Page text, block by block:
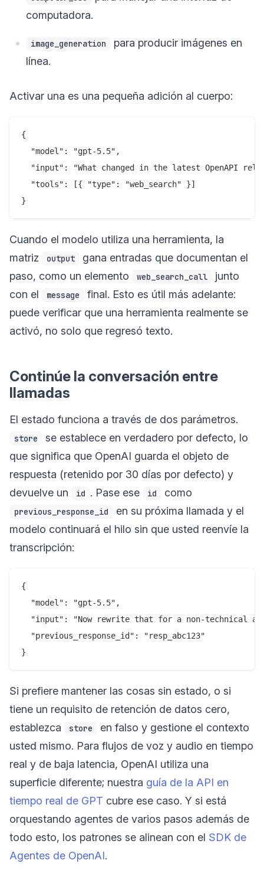
computadora.
image_generation
para producir imágenes en
línea.
Activar una es una pequeña adición al cuerpo:
{
  "model": "gpt-5.5",
"input": "What changed in the latest OpenAPI
  "tools": [{ "type": "web_search" }]
Cuando el modelo utiliza una herramienta, la
matriz
output
gana entradas que documentan el
paso, como un elemento
web_search_call
junto
con el
message
final. Esto es útil más adelante:
puede verificar que una herramienta realmente se
activó, no solo que regresó texto.
Continúe la conversación entre
llamadas
El estado funciona a través de dos parámetros.
store
se establece en verdadero por defecto, lo
que significa que OpenAI guarda el objeto de
respuesta (retenido por 30 días por defecto) y
devuelve un
id . Pase ese id como
previous_response_id
en su próxima llamada y el
modelo continuará el hilo sin que usted reenvíe la
transcripción:
{
  "model": "gpt-5.5",
"input": "Now rewrite that for a non-technical
  "previous_response_id": "resp_abc123"
Si prefiere mantener las cosas sin estado, o si
tiene un requisito de retención de datos cero,
establezca
store
en falso y gestione el contexto
usted mismo. Para flujos de voz y audio en tiempo
real y de baja latencia, OpenAI utiliza una
superficie diferente; nuestra guía de la API en
tiempo real de GPT cubre ese caso. Y si está
orquestando agentes de varios pasos además de
todo esto, los patrones se alinean con el SDK de
Agentes de OpenAI.